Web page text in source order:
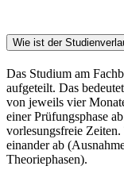
Wie ist der
Das Studium am
aufgeteilt. Das
von jeweils vier
einer Prüfungsphase
vorlesungsfreie
einander ab
Theoriephasen).